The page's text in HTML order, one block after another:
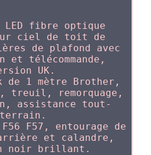
LED fibre optique
ciel de toit de
de plafond avec
et télécommande,
UK.
de 1 mètre Brother,
treuil, remorquage,
assistance tout-
terrain.
F57, entourage de
et calandre,
noir brillant.